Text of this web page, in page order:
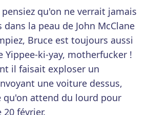
qu'on ne verrait jamais
la peau de John McClane
Bruce est toujours aussi
Yippee-ki-yay, motherfucker !
il faisait exploser un
une voiture dessus,
qu'on attend du lourd pour
février.